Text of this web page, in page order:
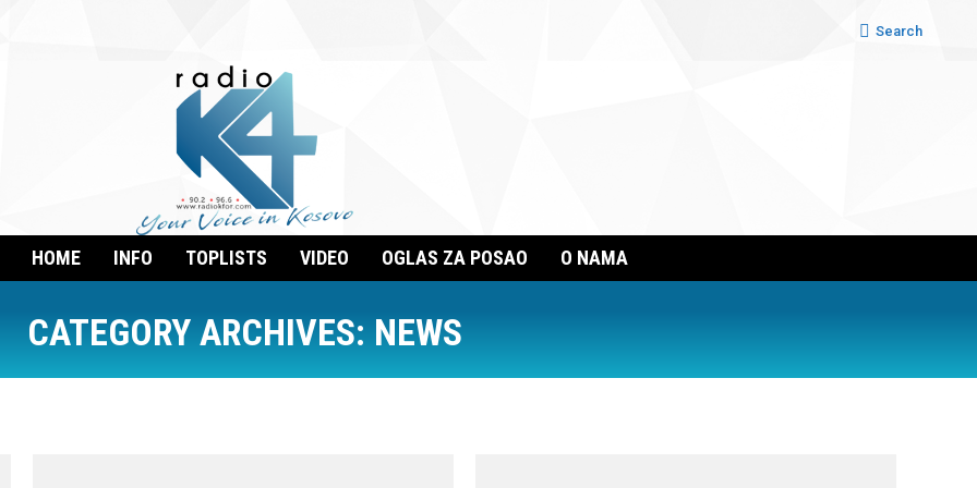
Search:
Search
HOME INFO TOPLISTS VIDEO OGLAS ZA POSAO O NAMA
CATEGORY ARCHIVES:NEWS